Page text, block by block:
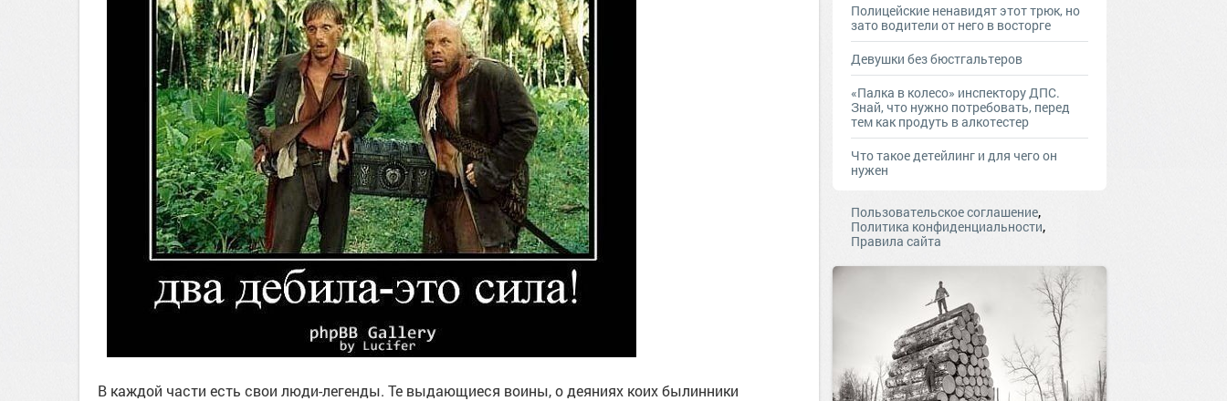
В каждой части есть свои люди-легенды. Те выдающиеся воины, о деяниях коих былинники
Полицейские ненавидят этот трюк, но
зато водители от него в восторге
Девушки без бюстгальтеров
«Палка в колесо» инспектору ДПС.
Знай, что нужно потребовать, перед
тем как продуть в алкотестер
Что такое детейлинг и для чего он
нужен
Пользовательское соглашение,
Политика конфиденциальности,
Правила сайта